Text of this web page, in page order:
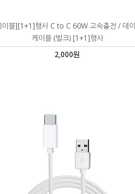
이블][1+1]행사 C to C 60W 고속충전 / 데
케이블 (벌크) [1+1]행사
2,000원